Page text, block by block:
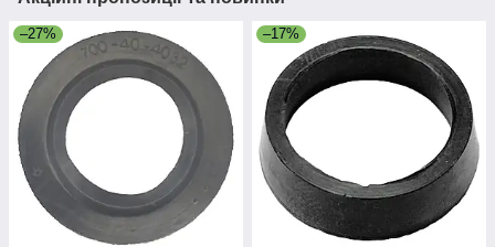
–27% –17%